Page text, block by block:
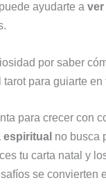
ayudarte a ver
por saber
para guiarte
para crecer con
no busca
tu carta natal y
se convierten